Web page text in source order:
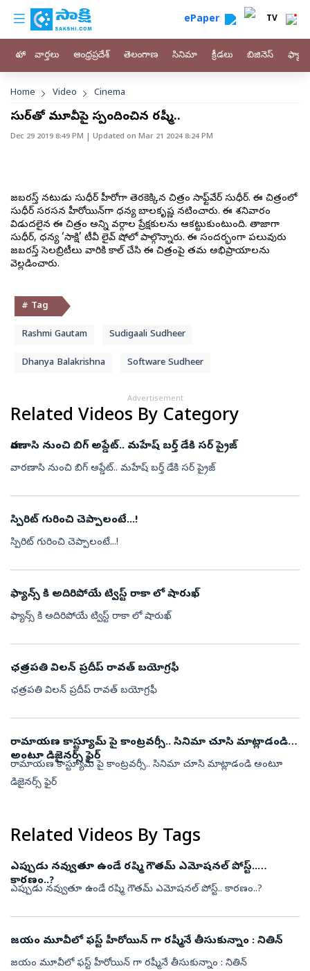
Skip to main content
custom menu ePaper TV
హోం వార్తలు ఆంధ్రప్రదేశ్ తెలంగాణ సినిమా క్రీడలు బిజినెస్
Breadcrumb
Home Video Cinema
సుధీర్‌తో మూవీపై స్పందించిన రష్మీ..
Dec 29 2019 8:49 PM | Updated on Mar 21 2024 8:24 PM
జబర్దస్త్‌ నటుడు సుధీర్‌ హీరోగా తెరకెక్కిన చిత్రం సాఫ్ట్‌వేర్‌ సుధీర్‌. ఈ చిత్రంలో
సుధీర్‌ సరసన హీరోయిన్‌గా ధన్య బాలకృష్ణ నటించారు. ఈ శనివారం
విడుదలైన ఈ చిత్రం అన్ని వర్గాల ప్రేక్షకులను ఆకట్టుకుంటుంది. తాజాగా
సుధీర్‌, ధన్య ‘సాక్షి’ టీవీ లైవ్‌ షోలో పాల్గొన్నారు. ఈ సందర్భంగా పలువురు
జబర్దస్త్‌ సెలబ్రిటీలు వారికి కాల్‌ చేసి ఈ చిత్రంపై తమ అభిప్రాయాలను
వెల్లడించారు.
# Tag
Rashmi Gautam Sudigaali Sudheer
Dhanya Balakrishna Software Sudheer
Advertisement
Related Videos By Category
వారణాసి నుంచి బిగ్ అప్డేట్.. మహేష్ బర్త్ డేకి సర్ ప్రైజ్
వారణాసి నుంచి బిగ్ అప్డేట్.. మహేష్ బర్త్ డేకి సర్ ప్రైజ్
స్పిరిట్ గురించి చెప్పాలంటే...!
స్పిరిట్ గురించి చెప్పాలంటే...!
ఫ్యాన్స్ కి అదిరిపోయే ట్విస్ట్ రాకా లో షారుఖ్
ఫ్యాన్స్ కి అదిరిపోయే ట్విస్ట్ రాకా లో షారుఖ్
ఛత్రపతి విలన్ ప్రదీప్ రావత్ బయోగ్రఫీ
ఛత్రపతి విలన్ ప్రదీప్ రావత్ బయోగ్రఫీ
రామాయణ కాస్ట్యూమ్ పై కాంట్రవర్సీ.. సినిమా చూసి మాట్లాడండి
అంటూ డిజైనర్స్ ఫైర్
రామాయణ కాస్ట్యూమ్ పై కాంట్రవర్సీ.. సినిమా చూసి మాట్లాడండి అంటూ
డిజైనర్స్ ఫైర్
Related Videos By Tags
ఎప్పుడు నవ్వుతూ ఉండే రష్మి గౌతమ్ ఎమోషనల్ పోస్ట్..
కారణం..?
ఎప్పుడు నవ్వుతూ ఉండే రష్మి గౌతమ్ ఎమోషనల్ పోస్ట్.. కారణం..?
జయం మూవీలో ఫస్ట్ హీరోయిన్ గా రష్మీనే తీసుకున్నాం : నితిన్
జయం మూవీలో ఫస్ట్ హీరోయిన్ గా రష్మీనే తీసుకున్నాం : నితిన్